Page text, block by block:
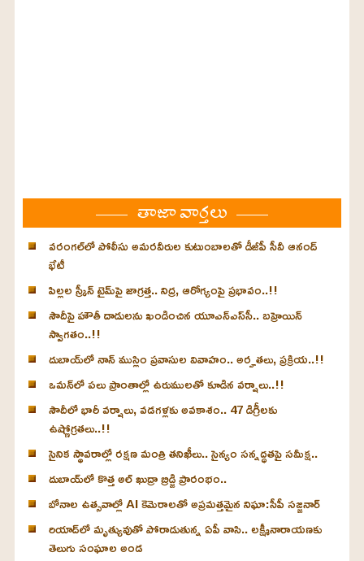
తాజా వార్తలు
వరంగల్‌లో పోలీసు అమరవీరుల కుటుంబాలతో డీజీపీ సీవీ ఆనంద్
భేటీ
పిల్లల స్క్రీన్‌ టైమ్‌పై జాగ్రత్త.. నిద్ర, ఆరోగ్యంపై ప్రభావం..!!
సౌదీపై హౌతీ దాడులను ఖండించిన యూఎన్‌ఎస్‌సీ.. బహ్రెయిన్‌
స్వాగతం..!!
దుబాయ్‌లో నాన్ ముస్లిం ప్రవాసుల వివాహం.. అర్హతలు, ప్రక్రియ..!!
ఒమన్‌లో పలు ప్రాంతాల్లో ఉరుములతో కూడిన వర్షాలు..!!
సౌదీలో భారీ వర్షాలు, వడగళ్లకు అవకాశం.. 47 డిగ్రీలకు
ఉష్ణోగ్రతలు..!!
సైనిక స్థావరాల్లో రక్షణ మంత్రి తనిఖీలు.. సైన్యం సన్నద్ధతపై సమీక్ష..
దుబాయ్‌లో కొత్త అల్ ఖుద్రా బ్రిడ్జి ప్రారంభం..
బోనాల ఉత్సవాల్లో AI కెమెరాలతో అప్రమత్తమైన నిఘా:సీపీ సజ్జనార్
రియాద్‌లో మృత్యువుతో పోరాడుతున్న ఏపీ వాసి.. లక్ష్మీనారాయణకు
తెలుగు సంఘాల అండ